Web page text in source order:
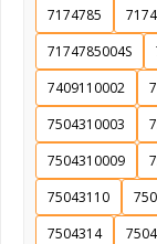
7174785
7174785004S
7409110002
7504310003
7504310009
75043110
7504314